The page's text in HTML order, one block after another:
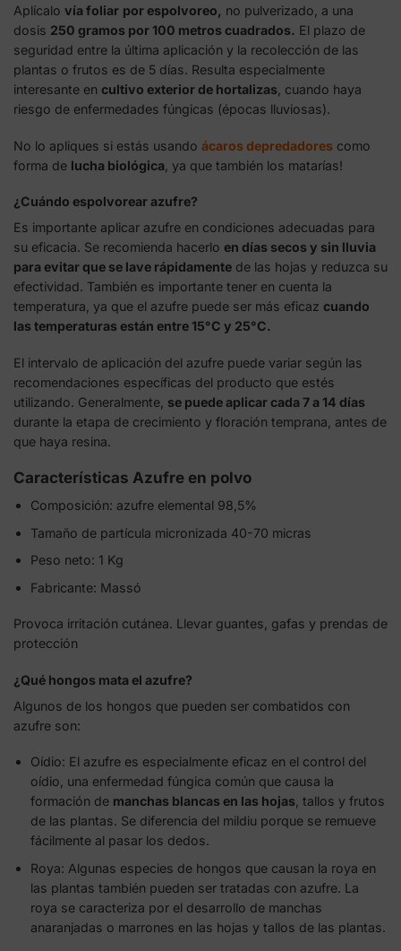
Aplícalo vía foliar por espolvoreo,
no pulverizado, a una
dosis 250 gramos por 100 metros cuadrados. El plazo de
seguridad entre la última aplicación y la recolección de las
plantas o frutos es de 5 días. Resulta especialmente
interesante en cultivo exterior de hortalizas , cuando haya
riesgo de enfermedades fúngicas (épocas lluviosas).
No lo apliques si estás usando ácaros depredadores como
forma de lucha biológica , ya que también los matarías!
¿Cuándo espolvorear azufre?
Es importante aplicar azufre en condiciones adecuadas para
su eficacia. Se recomienda hacerlo en días secos y sin lluvia
para evitar que se lave rápidamente de las hojas y reduzca su
efectividad. También es importante tener en cuenta la
temperatura, ya que el azufre puede ser más eficaz cuando
las temperaturas están entre 15°C y 25°C.
El intervalo de aplicación del azufre puede variar según las
recomendaciones específicas del producto que estés
utilizando. Generalmente, se puede aplicar cada 7 a 14 días
durante la etapa de crecimiento y floración temprana, antes de
que haya resina.
Características Azufre en polvo
Composición: azufre elemental 98,5%
Tamaño de partícula micronizada 40-70 micras
Peso neto: 1 Kg
Fabricante: Massó
Provoca irritación cutánea. Llevar guantes, gafas y prendas de
protección
¿Qué hongos mata el azufre?
Algunos de los hongos que pueden ser combatidos con
azufre son:
Oídio: El azufre es especialmente eficaz en el control del
oídio, una enfermedad fúngica común que causa la
formación de manchas blancas en las hojas, tallos y frutos
de las plantas. Se diferencia del mildiu porque se remueve
fácilmente al pasar los dedos.
Roya: Algunas especies de hongos que causan la roya en
las plantas también pueden ser tratadas con azufre. La
roya se caracteriza por el desarrollo de manchas
anaranjadas o marrones en las hojas y tallos de las plantas.